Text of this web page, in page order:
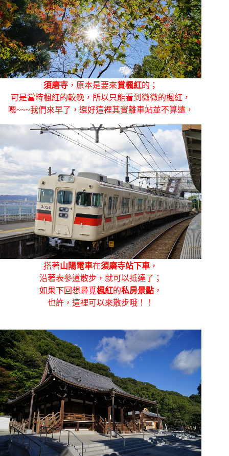
須磨寺 ，原本是要來賞楓紅的；
可是當時楓紅的較晚，所以只能看到微微的楓紅，
嗯~~~我們來早了，還好這裡其實離車站並不算遠，
搭著山陽電車在須磨寺站下車 ，
沿著表參道散步，就可以抵達了；
如果下回想尋覓楓紅的私房景點 ，
也許，這裡可以來散步哦！！